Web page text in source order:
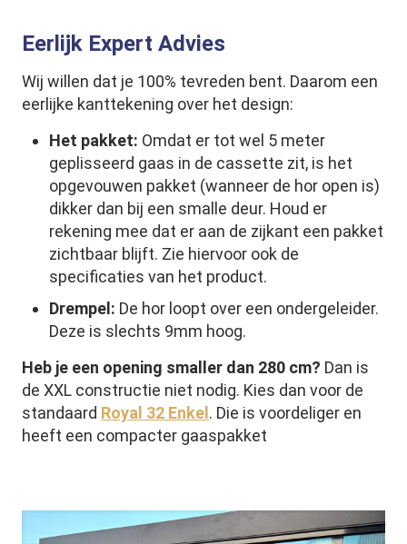
Eerlijk Expert Advies
Wij willen dat je 100% tevreden bent. Daarom een
eerlijke kanttekening over het design:
Het pakket: Omdat er tot wel 5 meter
geplisseerd gaas in de cassette zit, is het
opgevouwen pakket (wanneer de hor open is)
dikker dan bij een smalle deur. Houd er
rekening mee dat er aan de zijkant een pakket
zichtbaar blijft. Zie hiervoor ook de
specificaties van het product.
Drempel: De hor loopt over een ondergeleider.
Deze is slechts 9mm hoog.
Heb je een opening smaller dan 280 cm? Dan is
de XXL constructie niet nodig. Kies dan voor de
standaard Royal 32 Enkel . Die is voordeliger en
heeft een compacter gaaspakket